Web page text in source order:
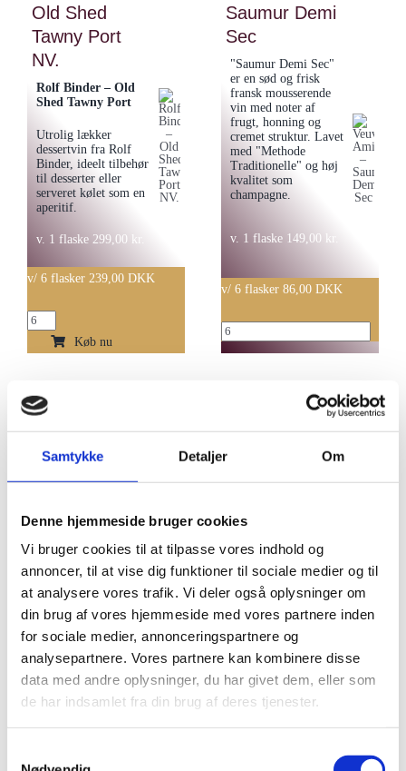
Samtykke Detaljer Om
Denne hjemmeside bruger cookies
Vi bruger cookies til at tilpasse vores indhold og
annoncer, til at vise dig funktioner til sociale medier og til
at analysere vores trafik. Vi deler også oplysninger om
din brug af vores hjemmeside med vores partnere inden
for sociale medier, annonceringspartnere og
analysepartnere. Vores partnere kan kombinere disse
data med andre oplysninger, du har givet dem, eller som
de har indsamlet fra din brug af deres tjenester.
antal
Reserve
Pinot
Rosé
2020
antal
Old Shed
Tawny Port
NV.
Rolf Binder – Old
Shed Tawny Port
Utrolig lækker
dessertvin fra Rolf
Binder, ideelt tilbehør
til desserter eller
serveret kølet som en
aperitif.
v. 1 flaske 299,00 kr.
v/ 6 flasker 239,00 DKK
Rolf
Binder
Shed
Tawny
Port
NV.
Køb nu
Saumur Demi
Sec
"Saumur Demi Sec"
er en sød og frisk
fransk mousserende
vin med noter af
frugt, honning og
cremet struktur. Lavet
med "Methode
Traditionelle" og høj
kvalitet som
champagne.
v. 1 flaske 149,00 kr.
v/ 6 flasker 86,00 DKK
Veuve
Amiot
antal
Veuve Amiot –
Crémant De
Loire Brut
Bedste Crémant de
- FANTASTISKE
BOBLER med
VALUE FOR
MONEY
Man siger at det kun
mennesker, som ikke
kan finde en god
en flaske bobler, for
der er ALTID en god
hjælper vi dig gerne
v. 1 flaske
Pietrosa –
Primotivo
Rosato
sommerrosé fra
primotivo Rosato
Salento IGP - elegant,
af Italiens mest solgte
rosé med pink og
lyserøde bær og
middelhavskrydderier,
hindbær og